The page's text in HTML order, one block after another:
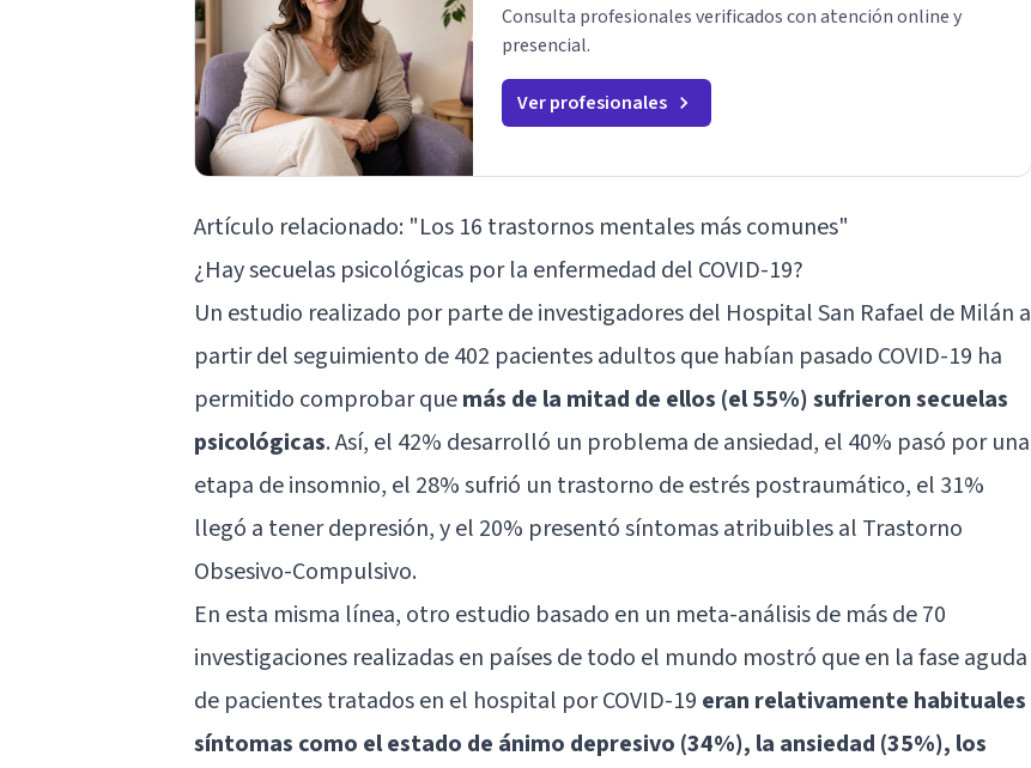
Consulta profesionales verificados con atención online y
presencial.
Ver profesionales
Artículo relacionado: "Los 16 trastornos mentales más comunes"
¿Hay secuelas psicológicas por la enfermedad del COVID-19?
Un estudio realizado por parte de investigadores del Hospital San Rafael de Milán a
partir del seguimiento de 402 pacientes adultos que habían pasado COVID-19 ha
permitido comprobar quemás de la mitad de ellos (el 55%) sufrieron secuelas
psicológicas. Así, el 42% desarrolló un problema deansiedad, el 40% pasó por una
etapa deinsomnio, el 28% sufrió un trastorno de estrés postraumático, el 31%
llegó a tener depresión, y el 20% presentó síntomas atribuibles al Trastorno
Obsesivo-Compulsivo.
En esta misma línea, otro estudio basado en un meta-análisis de más de 70
investigaciones realizadas en países de todo el mundo mostró que en la fase aguda
de pacientes tratados en el hospital por COVID-19 eran relativamente habituales
síntomas como el estado de ánimo depresivo (34%), la ansiedad (35%), los